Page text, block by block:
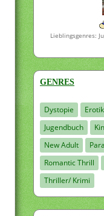
Lieblingsgenres:
GENRES
Dystopie Erotik
Jugendbuch
New Adult
Romantic Thrill
Thriller/ Krimi